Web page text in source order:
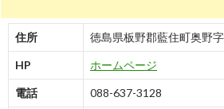
住所 徳島県板野郡藍住町奥野
HP ホームページ
電話 088-637-3128